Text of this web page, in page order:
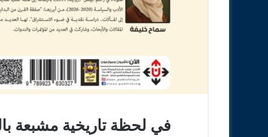
في لحظة تاريخية مشبعة